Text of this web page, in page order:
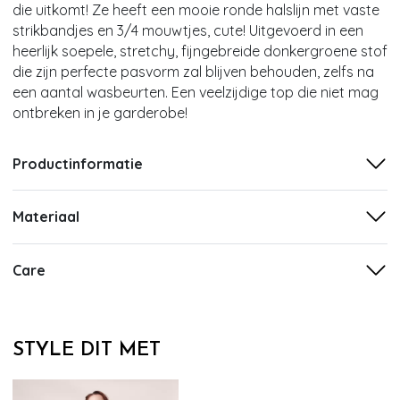
die uitkomt! Ze heeft een mooie ronde halslijn met vaste
strikbandjes en 3/4 mouwtjes, cute! Uitgevoerd in een
heerlijk soepele, stretchy, fijngebreide donkergroene stof
die zijn perfecte pasvorm zal blijven behouden, zelfs na
een aantal wasbeurten. Een veelzijdige top die niet mag
ontbreken in je garderobe!
Productinformatie
Materiaal
Care
STYLE DIT MET